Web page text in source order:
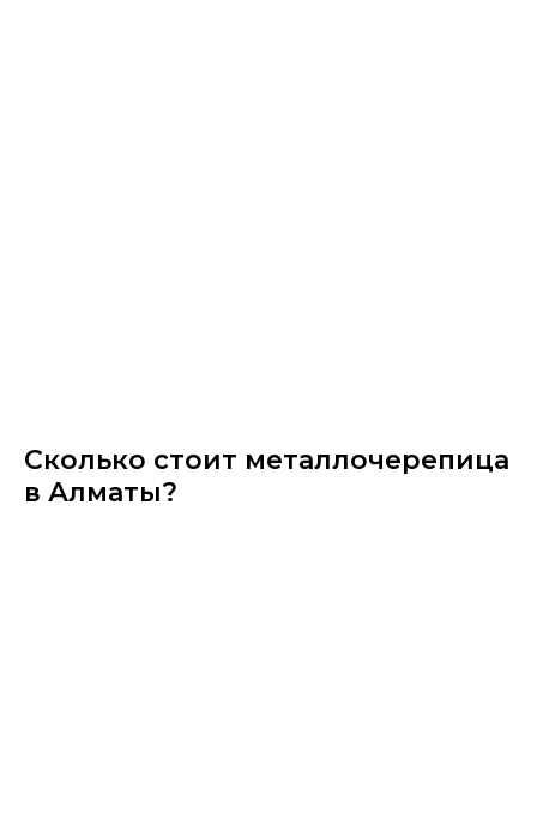
Сколько стоит металлочерепица
в Алматы?